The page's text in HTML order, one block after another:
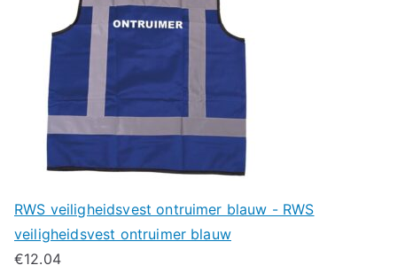
RWS veiligheidsvest ontruimer blauw - RWS
veiligheidsvest ontruimer blauw
€12.04